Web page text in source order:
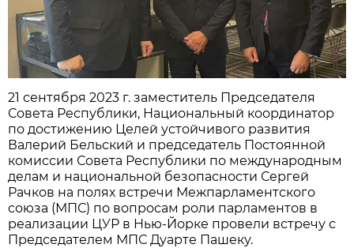
21 сентября 2023 г. заместитель Председателя
Совета Республики, Национальный координатор
по достижению Целей устойчивого развития
Валерий Бельский и председатель Постоянной
комиссии Совета Республики по международным
делам и национальной безопасности Сергей
Рачков на полях встречи Межпарламентского
союза (МПС) по вопросам роли парламентов в
реализации ЦУР в Нью-Йорке провели встречу с
Председателем МПС Дуарте Пашеку.